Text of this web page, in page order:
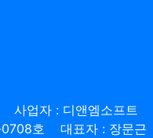
사업자 : 디앤엠소프트
호
대표자 : 장문근